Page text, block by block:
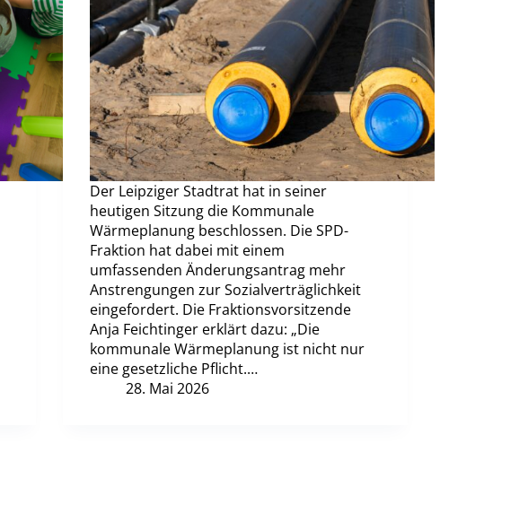
Der Leipziger Stadtrat hat in seiner
heutigen Sitzung die Kommunale
Wärmeplanung beschlossen. Die SPD-
Fraktion hat dabei mit einem
umfassenden Änderungsantrag mehr
Anstrengungen zur Sozialverträglichkeit
eingefordert. Die Fraktionsvorsitzende
Anja Feichtinger erklärt dazu: „Die
kommunale Wärmeplanung ist nicht nur
eine gesetzliche Pflicht.…
28. Mai 2026